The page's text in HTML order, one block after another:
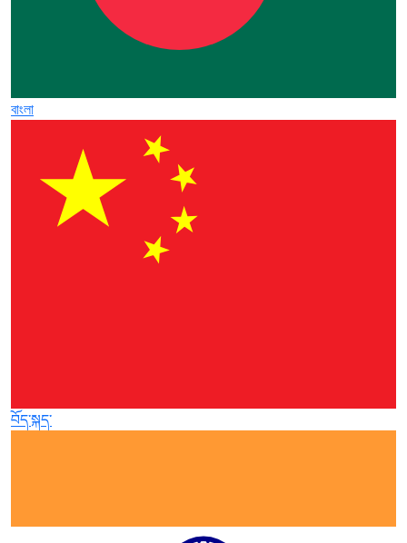
বাংলা
བོད་སྐད་